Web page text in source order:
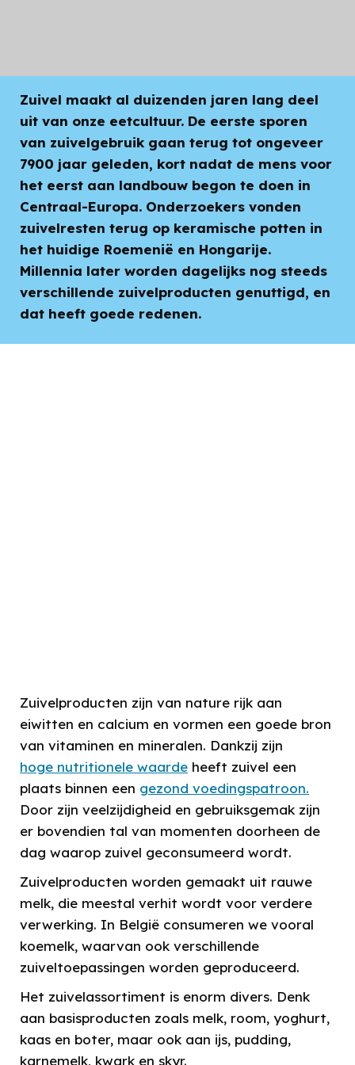
Zuivel maakt al duizenden jaren lang deel
uit van onze eetcultuur. De eerste sporen
van zuivelgebruik gaan terug tot ongeveer
7900 jaar geleden, kort nadat de mens voor
het eerst aan landbouw begon te doen in
Centraal-Europa. Onderzoekers vonden
zuivelresten terug op keramische potten in
het huidige Roemenië en Hongarije.
Millennia later worden dagelijks nog steeds
verschillende zuivelproducten genuttigd, en
dat heeft goede redenen.
Zuivelproducten zijn van nature rijk aan
eiwitten en calcium en vormen een goede bron
van vitaminen en mineralen. Dankzij zijn
hoge nutritionele waarde heeft zuivel een
plaats binnen een gezond voedingspatroon.
Door zijn veelzijdigheid en gebruiksgemak zijn
er bovendien tal van momenten doorheen de
dag waarop zuivel geconsumeerd wordt.
Zuivelproducten worden gemaakt uit rauwe
melk, die meestal verhit wordt voor verdere
verwerking. In België consumeren we vooral
koemelk, waarvan ook verschillende
zuiveltoepassingen worden geproduceerd.
Het zuivelassortiment is enorm divers. Denk
aan basisproducten zoals melk, room, yoghurt,
kaas en boter, maar ook aan ijs, pudding,
karnemelk, kwark en skyr.